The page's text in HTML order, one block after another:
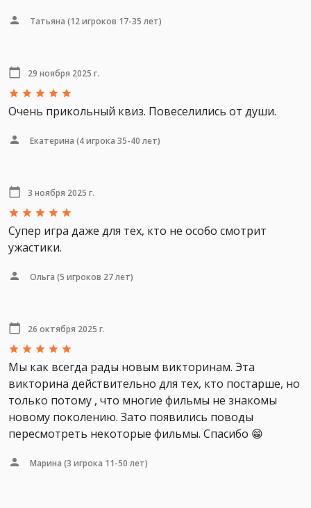
Татьяна (12 игроков 17-35 лет)
29 ноября 2025 г.
Очень прикольный квиз. Повеселились от души.
Екатерина (4 игрока 35-40 лет)
3 ноября 2025 г.
Супер игра даже для тех, кто не особо смотрит
ужастики.
Ольга (5 игроков 27 лет)
26 октября 2025 г.
Мы как всегда рады новым викторинам. Эта
викторина действительно для тех, кто постарше, но
только потому , что многие фильмы не знакомы
новому поколению. Зато появились поводы
пересмотреть некоторые фильмы. Спасибо 😁
Марина (3 игрока 11-50 лет)